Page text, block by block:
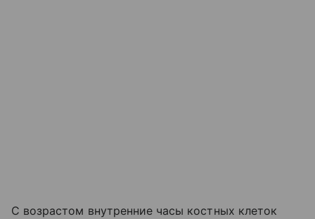
С возрастом внутренние часы костных клеток